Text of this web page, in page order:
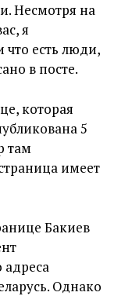
Несмотря на
я
что есть люди,
в посте.
которая
5
там
имеет
Бакиев
адреса
Однако